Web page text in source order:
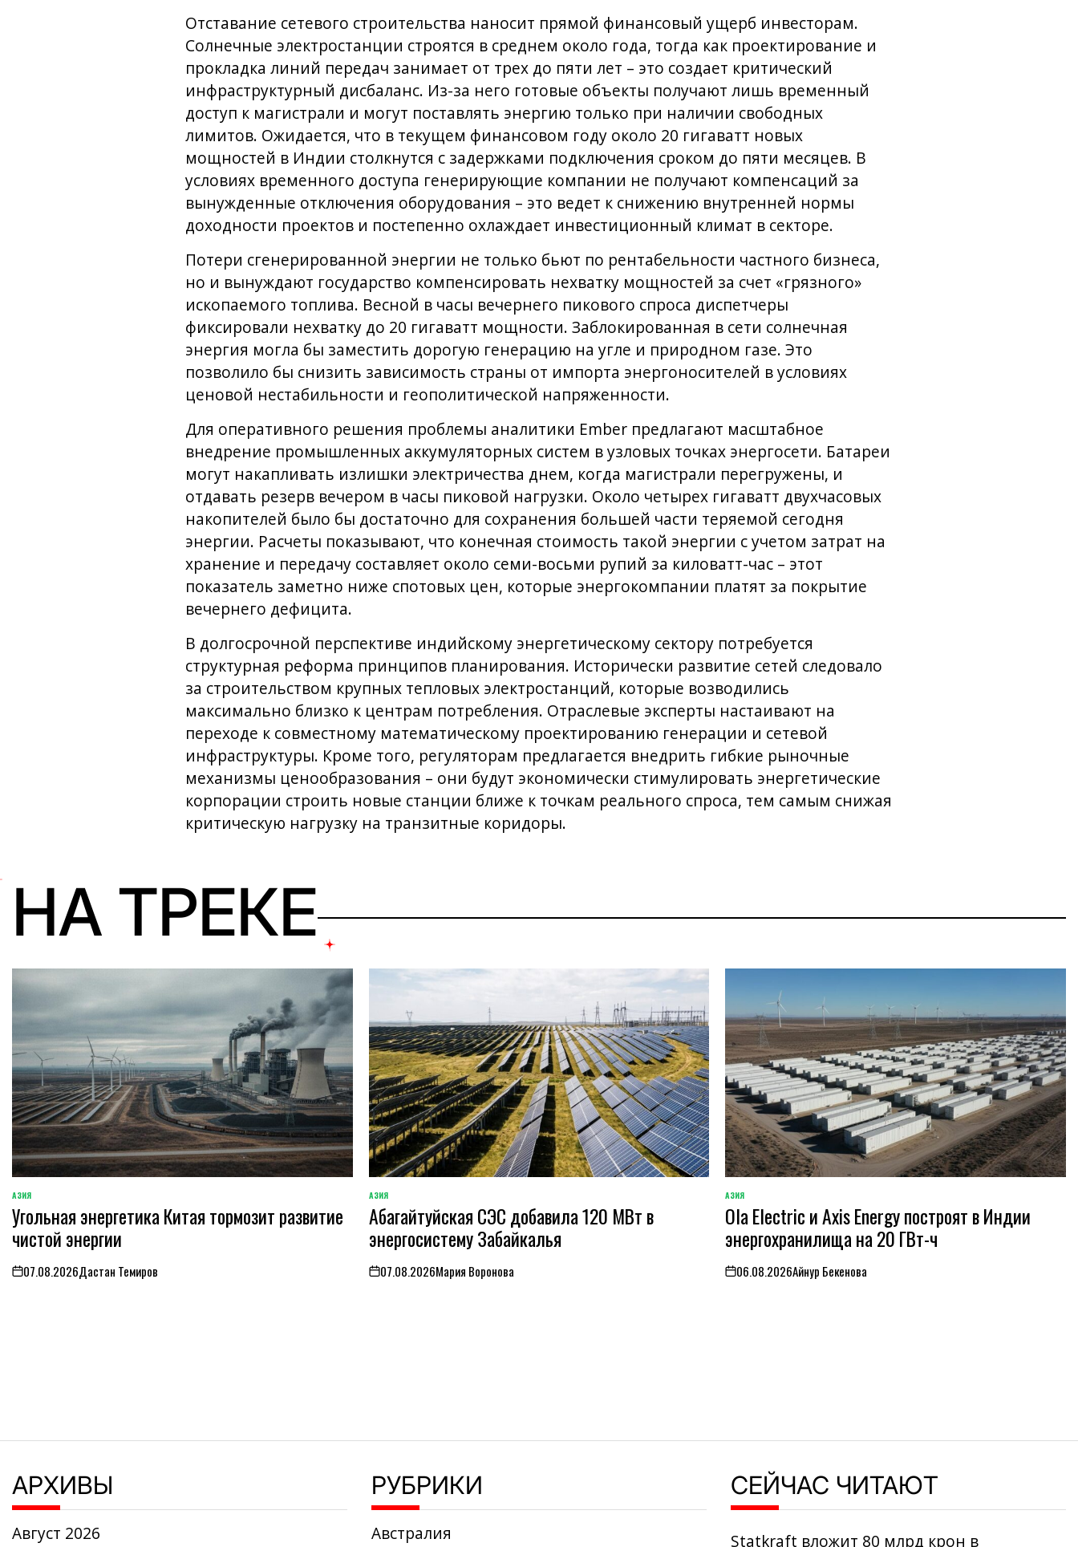
Отставание сетевого строительства наносит прямой финансовый ущерб инвесторам.
Солнечные электростанции строятся в среднем около года, тогда как проектирование и
прокладка линий передач занимает от трех до пяти лет – это создает критический
инфраструктурный дисбаланс. Из-за него готовые объекты получают лишь временный
доступ к магистрали и могут поставлять энергию только при наличии свободных
лимитов. Ожидается, что в текущем финансовом году около 20 гигаватт новых
мощностей в Индии столкнутся с задержками подключения сроком до пяти месяцев. В
условиях временного доступа генерирующие компании не получают компенсаций за
вынужденные отключения оборудования – это ведет к снижению внутренней нормы
доходности проектов и постепенно охлаждает инвестиционный климат в секторе.
Потери сгенерированной энергии не только бьют по рентабельности частного бизнеса,
но и вынуждают государство компенсировать нехватку мощностей за счет «грязного»
ископаемого топлива. Весной в часы вечернего пикового спроса диспетчеры
фиксировали нехватку до 20 гигаватт мощности. Заблокированная в сети солнечная
энергия могла бы заместить дорогую генерацию на угле и природном газе. Это
позволило бы снизить зависимость страны от импорта энергоносителей в условиях
ценовой нестабильности и геополитической напряженности.
Для оперативного решения проблемы аналитики Ember предлагают масштабное
внедрение промышленных аккумуляторных систем в узловых точках энергосети. Батареи
могут накапливать излишки электричества днем, когда магистрали перегружены, и
отдавать резерв вечером в часы пиковой нагрузки. Около четырех гигаватт двухчасовых
накопителей было бы достаточно для сохранения большей части теряемой сегодня
энергии. Расчеты показывают, что конечная стоимость такой энергии с учетом затрат на
хранение и передачу составляет около семи-восьми рупий за киловатт-час – этот
показатель заметно ниже спотовых цен, которые энергокомпании платят за покрытие
вечернего дефицита.
В долгосрочной перспективе индийскому энергетическому сектору потребуется
структурная реформа принципов планирования. Исторически развитие сетей следовало
за строительством крупных тепловых электростанций, которые возводились
максимально близко к центрам потребления. Отраслевые эксперты настаивают на
переходе к совместному математическому проектированию генерации и сетевой
инфраструктуры. Кроме того, регуляторам предлагается внедрить гибкие рыночные
механизмы ценообразования – они будут экономически стимулировать энергетические
корпорации строить новые станции ближе к точкам реального спроса, тем самым снижая
критическую нагрузку на транзитные коридоры.
НА ТРЕКЕ
ОПУБЛИКОВАНО
В
АЗИЯ
Угольная энергетика Китая тормозит развитие
чистой энергии
on07.08.2026Дастан Темиров
ОПУБЛИКОВАНО
В
АЗИЯ
Абагайтуйская СЭС добавила 120 МВт в
энергосистему Забайкалья
on07.08.2026Мария Воронова
ОПУБЛИКОВАНО
В
АЗИЯ
Ola Electric и Axis Energy построят в Индии
энергохранилища на 20 ГВт-ч
on06.08.2026Айнур Бекенова
АРХИВЫ
Август 2026
РУБРИКИ
Австралия
СЕЙЧАС ЧИТАЮТ
Statkraft вложит 80 млрд крон в